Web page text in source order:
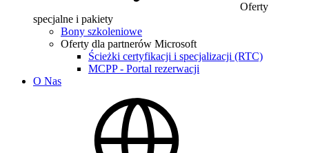
Oferty
specjalne i pakiety
Bony szkoleniowe
Oferty dla partnerów Microsoft
Ścieżki certyfikacji i specjalizacji (RTC)
MCPP - Portal rezerwacji
O Nas